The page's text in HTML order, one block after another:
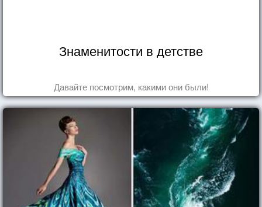
Знаменитости в детстве
Давайте посмотрим, какими они были!